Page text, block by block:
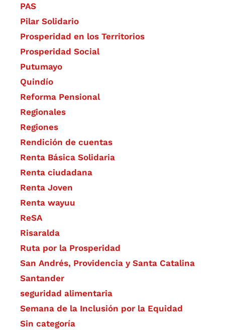
PAS
Pilar Solidario
Prosperidad en los Territorios
Prosperidad Social
Putumayo
Quindío
Reforma Pensional
Regionales
Regiones
Rendición de cuentas
Renta Básica Solidaria
Renta ciudadana
Renta Joven
Renta wayuu
ReSA
Risaralda
Ruta por la Prosperidad
San Andrés, Providencia y Santa Catalina
Santander
seguridad alimentaria
Semana de la Inclusión por la Equidad
Sin categoría